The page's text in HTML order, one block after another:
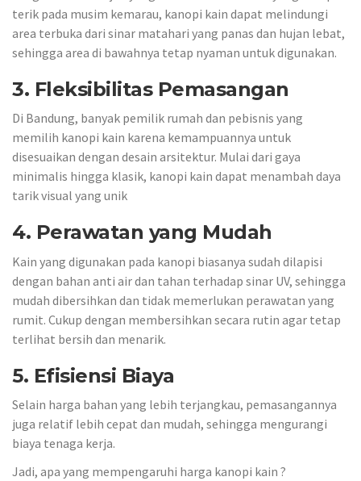
terik pada musim kemarau, kanopi kain dapat melindungi
area terbuka dari sinar matahari yang panas dan hujan lebat,
sehingga area di bawahnya tetap nyaman untuk digunakan.
3. Fleksibilitas Pemasangan
Di Bandung, banyak pemilik rumah dan pebisnis yang
memilih kanopi kain karena kemampuannya untuk
disesuaikan dengan desain arsitektur. Mulai dari gaya
minimalis hingga klasik, kanopi kain dapat menambah daya
tarik visual yang unik
4. Perawatan yang Mudah
Kain yang digunakan pada kanopi biasanya sudah dilapisi
dengan bahan anti air dan tahan terhadap sinar UV, sehingga
mudah dibersihkan dan tidak memerlukan perawatan yang
rumit. Cukup dengan membersihkan secara rutin agar tetap
terlihat bersih dan menarik.
5. Efisiensi Biaya
Selain harga bahan yang lebih terjangkau, pemasangannya
juga relatif lebih cepat dan mudah, sehingga mengurangi
biaya tenaga kerja.
Jadi, apa yang mempengaruhi harga kanopi kain ?